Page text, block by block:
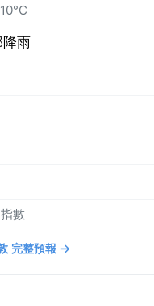
降雨
數
完整預報 →